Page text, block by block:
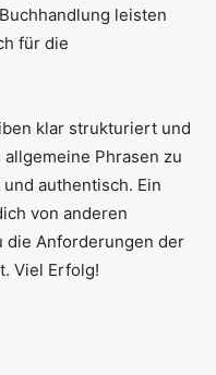
leisten
für die
klar strukturiert und
Phrasen zu
authentisch. Ein
von anderen
die Anforderungen der
Viel Erfolg!